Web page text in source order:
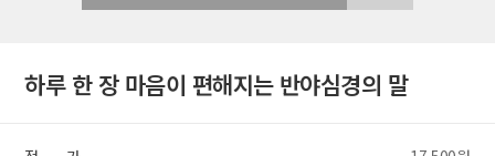
하루 한 장 마음이 편해지는 반야심경의 말